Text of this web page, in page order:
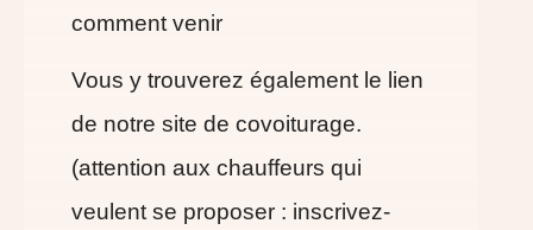
comment venir
Vous y trouverez également le lien
de notre site de covoiturage.
(attention aux chauffeurs qui
veulent se proposer : inscrivez-